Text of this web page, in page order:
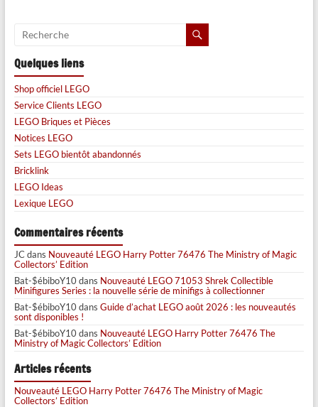
Quelques liens
Shop officiel LEGO
Service Clients LEGO
LEGO Briques et Pièces
Notices LEGO
Sets LEGO bientôt abandonnés
Bricklink
LEGO Ideas
Lexique LEGO
Commentaires récents
JCdans Nouveauté LEGO Harry Potter 76476 The Ministry of Magic
Collectors’ Edition
Bat-$ébiboY10dans Nouveauté LEGO 71053 Shrek Collectible
Minifigures Series : la nouvelle série de minifigs à collectionner
Bat-$ébiboY10dans Guide d’achat LEGO août 2026 : les nouveautés
sont disponibles !
Bat-$ébiboY10dans Nouveauté LEGO Harry Potter 76476 The
Ministry of Magic Collectors’ Edition
Articles récents
Nouveauté LEGO Harry Potter 76476 The Ministry of Magic
Collectors’ Edition